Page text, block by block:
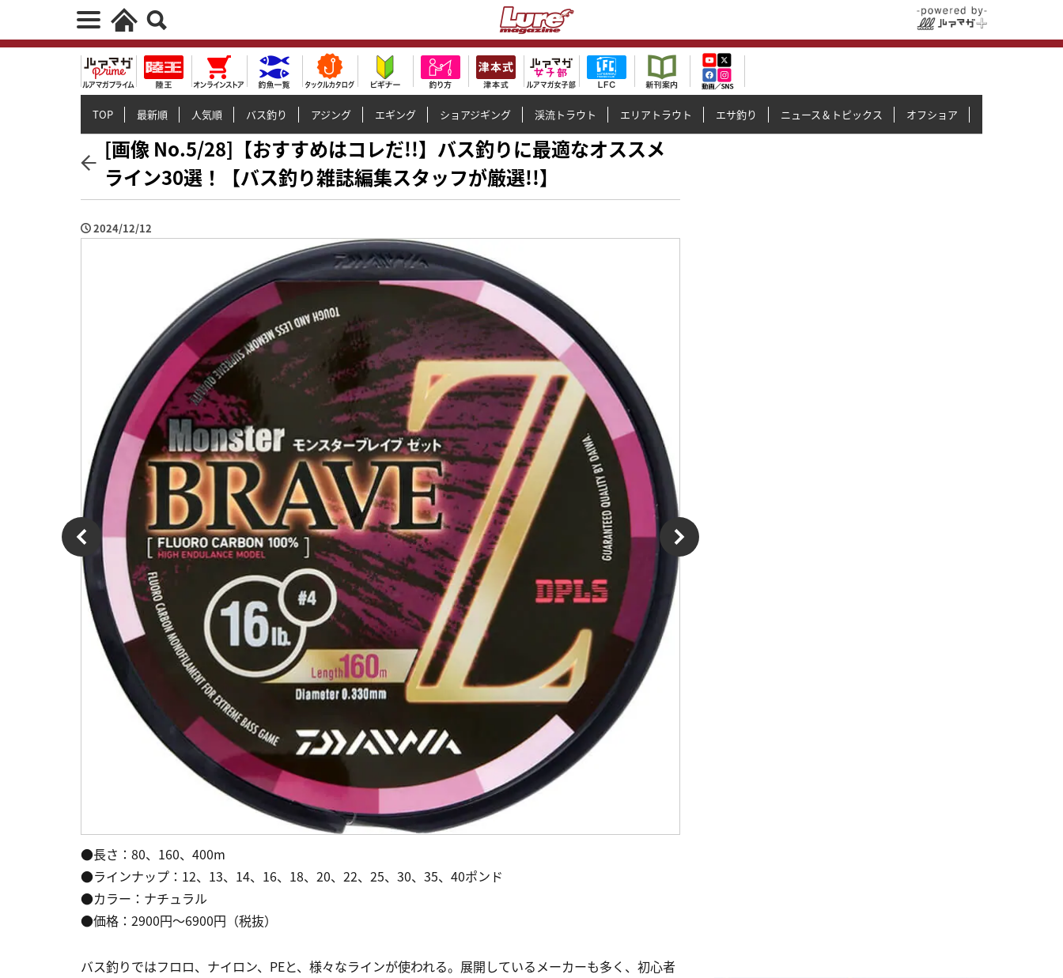
TOP 最新順 人気順 バス釣り アジング エギング ショアジギング 渓流トラウト エリアトラウト エサ釣り ニュース＆トピックス オフショア
[画像 No.5/28]【おすすめはコレだ!!】バス釣りに最適なオススメ
ライン30選！【バス釣り雑誌編集スタッフが厳選!!】
2024/12/12
●長さ：80、160、400m
●ラインナップ：12、13、14、16、18、20、22、25、30、35、40ポンド
●カラー：ナチュラル
●価格：2900円～6900円（税抜）
バス釣りではフロロ、ナイロン、PEと、様々なラインが使われる。展開しているメーカーも多く、初心者